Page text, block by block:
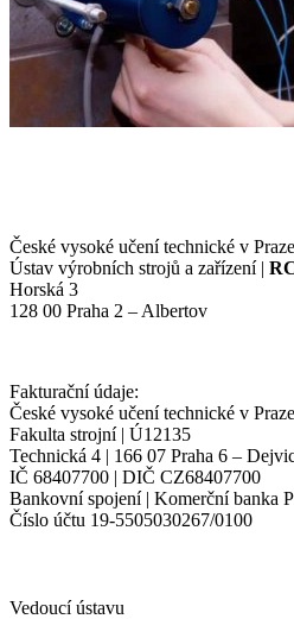
České vysoké učení technické v
Ústav výrobních strojů a zařízení |
Horská 3
128 00 Praha 2 – Albertov
Fakturační údaje:
České vysoké učení technické v Praze
Fakulta strojní | Ú12135
Technická 4 | 166 07 Praha 6 –
IČ 68407700 | DIČ CZ68407700
Bankovní spojení | Komerční banka
Číslo účtu 19-5505030267/0100
Vedoucí ústavu